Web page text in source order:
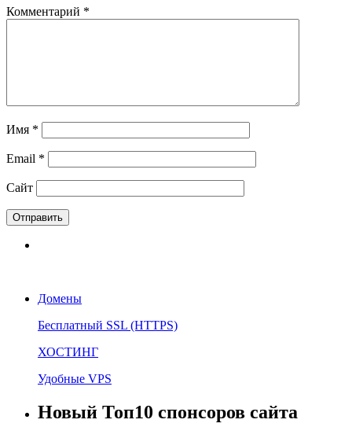
Комментарий *
Имя *
Email *
Сайт
Домены
Бесплатный SSL (HTTPS)
ХОСТИНГ
Удобные VPS
Новый Топ10 спонсоров сайта